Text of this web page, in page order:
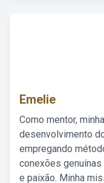
Emelie
Como mentor,
desenvolvimento
empregando
conexões
e paixão. Minha